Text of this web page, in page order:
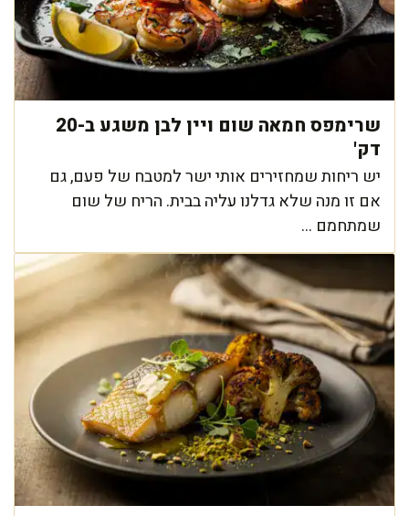
שרימפס חמאה שום ויין לבן משגע ב-20
דק'
יש ריחות שמחזירים אותי ישר למטבח של פעם, גם
אם זו מנה שלא גדלנו עליה בבית. הריח של שום
שמתחמם ...